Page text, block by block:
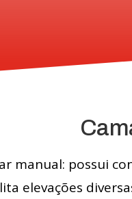
manual: possui
elevações